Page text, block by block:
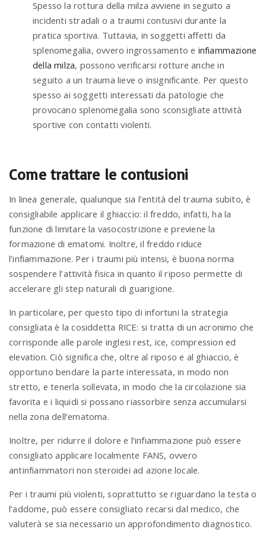
Spesso la rottura della milza avviene in seguito a
incidenti stradali o a traumi contusivi durante la
pratica sportiva. Tuttavia, in soggetti affetti da
splenomegalia, ovvero ingrossamento e infiammazione
della milza, possono verificarsi rotture anche in
seguito a un trauma lieve o insignificante. Per questo
spesso ai soggetti interessati da patologie che
provocano splenomegalia sono sconsigliate attività
sportive con contatti violenti.
Come trattare le contusioni
In linea generale, qualunque sia l’entità del trauma subito, è
consigliabile applicare il ghiaccio: il freddo, infatti, ha la
funzione di limitare la vasocostrizione e previene la
formazione di ematomi. Inoltre, il freddo riduce
l’infiammazione. Per i traumi più intensi, è buona norma
sospendere l’attività fisica in quanto il riposo permette di
accelerare gli step naturali di guarigione.
In particolare, per questo tipo di infortuni la strategia
consigliata è la cosiddetta RICE: si tratta di un acronimo che
corrisponde alle parole inglesi rest, ice, compression ed
elevation. Ciò significa che, oltre al riposo e al ghiaccio, è
opportuno bendare la parte interessata, in modo non
stretto, e tenerla sollevata, in modo che la circolazione sia
favorita e i liquidi si possano riassorbire senza accumularsi
nella zona dell’ematoma.
Inoltre, per ridurre il dolore e l’infiammazione può essere
consigliato applicare localmente FANS, ovvero
antinfiammatori non steroidei ad azione locale.
Per i traumi più violenti, soprattutto se riguardano la testa o
l’addome, può essere consigliato recarsi dal medico, che
valuterà se sia necessario un approfondimento diagnostico.